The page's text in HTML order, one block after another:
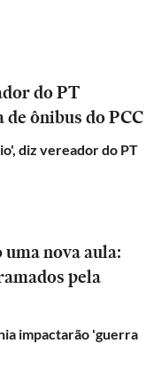
do PT
ônibus do PCC
diz vereador do PT
nova aula:
pela
impactarão 'guerra